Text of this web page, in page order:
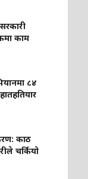
काम
८४
काठ
चर्कियो